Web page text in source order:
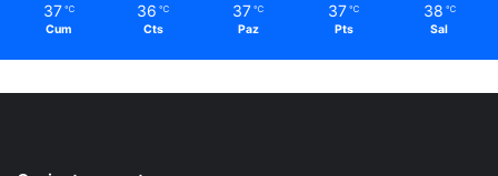
37 ℃
Cum
36 ℃
Cts
37 ℃
Paz
37 ℃
Pts
38 ℃
Sal